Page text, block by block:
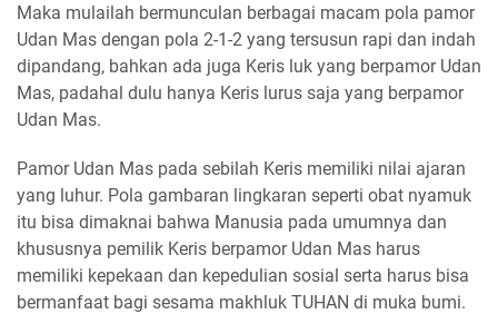
Maka mulailah bermunculan berbagai macam pola pamor
Udan Mas dengan pola 2-1-2 yang tersusun rapi dan indah
dipandang, bahkan ada juga Keris luk yang berpamor Udan
Mas, padahal dulu hanya Keris lurus saja yang berpamor
Udan Mas.
Pamor Udan Mas pada sebilah Keris memiliki nilai ajaran
yang luhur. Pola gambaran lingkaran seperti obat nyamuk
itu bisa dimaknai bahwa Manusia pada umumnya dan
khususnya pemilik Keris berpamor Udan Mas harus
memiliki kepekaan dan kepedulian sosial serta harus bisa
bermanfaat bagi sesama makhluk TUHAN di muka bumi.